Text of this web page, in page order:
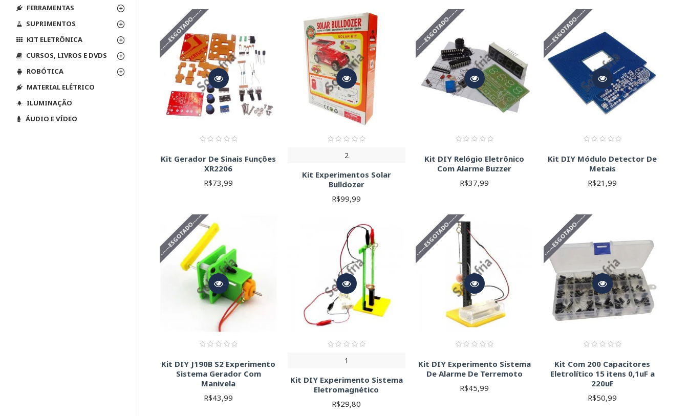
FERRAMENTAS
SUPRIMENTOS
KIT ELETRÔNICA
CURSOS, LIVROS E DVDS
ROBÓTICA
MATERIAL ELÉTRICO
ILUMINAÇÃO
ÁUDIO E VÍDEO
SMD são menores e ideais para projetos compactos, enquanto PTH são mais fáceis de soldar para iniciantes.
Resistores:
Componentes fundamentais para limitar a corrente. Considere a resistência (em Ohms, Ω), a potência (em Watts, W) e a tolerância.
Lembre-se da Lei de Ohm: V = R x I (Tensão = Resistência x Corrente).
Capacitores:Armazenam energia. Verifique a capacitância (em Farads, F) e a tensão de trabalho.
Indutores:Armazenam energia em um campo magnético. Observe a indutância (em Henries, H).
Diodos:Permitem a passagem de corrente em apenas um sentido. Considere a tensão direta e a corrente reversa.
Transistores:Atuam como interruptores ou amplificadores. Verifique o tipo (NPN ou PNP), a corrente máxima e a tensão de ruptura.
Circuitos Integrados (CIs):
Realizam funções complexas. Identifique o tipo de tecnologia (CMOS, TTL, etc.), o número de pinos e o fabricante.
Consulte o datasheet para detalhes específicos.
Outros componentes:Conectores, fios, LEDs, etc. As especificações variam dependendo do componente.
Antes de comprar, analise cuidadosamente a descrição do kit e as especificações de cada componente. Verifique se o kit atende às
suas necessidades e nível de experiência. Consulte os datasheets dos componentes para obter informações detalhadas.
------ESGOTADO------
Kit Gerador De Sinais Funções
XR2206
R$73,99
2
Kit Experimentos Solar
Bulldozer
R$99,99
------ESGOTADO------
Kit DIY Relógio Eletrônico
Com Alarme Buzzer
R$37,99
------ESGOTADO------
Kit DIY Módulo Detector De
Metais
R$21,99
------ESGOTADO------
Kit DIY J190B S2 Experimento
Sistema Gerador Com
Manivela
R$43,99
1
Kit DIY Experimento Sistema
Eletromagnético
R$29,80
------ESGOTADO------
Kit DIY Experimento Sistema
De Alarme De Terremoto
R$45,99
------ESGOTADO------
Kit Com 200 Capacitores
Eletrolítico 15 itens 0,1uF a
220uF
R$50,99